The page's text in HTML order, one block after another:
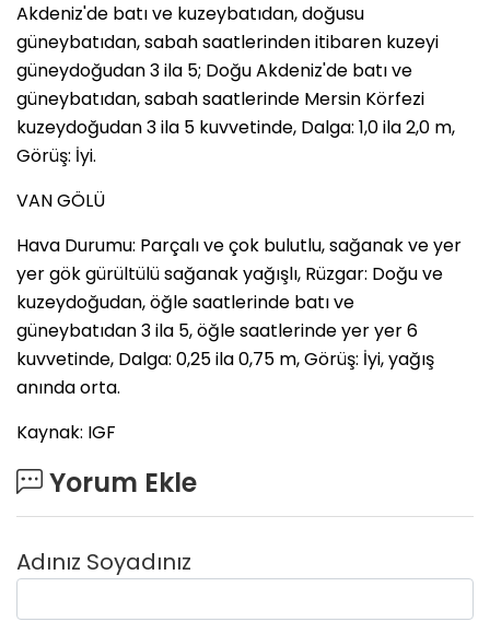
Akdeniz'de batı ve kuzeybatıdan, doğusu
güneybatıdan, sabah saatlerinden itibaren kuzeyi
güneydoğudan 3 ila 5; Doğu Akdeniz'de batı ve
güneybatıdan, sabah saatlerinde Mersin Körfezi
kuzeydoğudan 3 ila 5 kuvvetinde, Dalga: 1,0 ila 2,0 m,
Görüş: İyi.
VAN GÖLÜ
Hava Durumu: Parçalı ve çok bulutlu, sağanak ve yer
yer gök gürültülü sağanak yağışlı, Rüzgar: Doğu ve
kuzeydoğudan, öğle saatlerinde batı ve
güneybatıdan 3 ila 5, öğle saatlerinde yer yer 6
kuvvetinde, Dalga: 0,25 ila 0,75 m, Görüş: İyi, yağış
anında orta.
Kaynak: IGF
Yorum Ekle
Adınız Soyadınız